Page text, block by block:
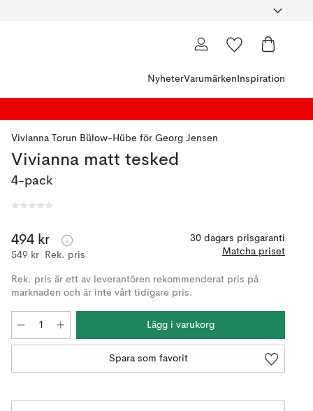
NyheterVarumärken Inspiration
Vivianna Torun Bülow-Hübe för Georg Jensen
Vivianna matt tesked
4-pack
494 kr
549 kr Rek. pris
30 dagars prisgaranti
Matcha priset
Rek. pris är ett av leverantören rekommenderat pris på
marknaden och är inte vårt tidigare pris.
Lägg i varukorg
Spara som favorit